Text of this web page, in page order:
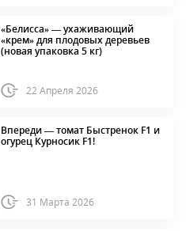
«Белисса» — ухаживающий
«крем» для плодовых деревьев
(новая упаковка 5 кг)
22 Апреля 2026
Впереди — томат Быстренок F1 и
огурец Курносик F1!
31 Марта 2026